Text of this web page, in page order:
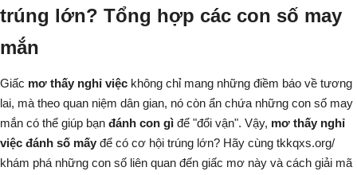
trúng lớn? Tổng hợp các con số may
mắn
Giấc mơ thấy nghỉ việc không chỉ mang những điềm báo về tương
lai, mà theo quan niệm dân gian, nó còn ẩn chứa những con số may
mắn có thể giúp bạn đánh con gì để "đổi vận". Vậy, mơ thấy nghỉ
việc đánh số mấy để có cơ hội trúng lớn? Hãy cùng tkkqxs.org/
khám phá những con số liên quan đến giấc mơ này và cách giải mã